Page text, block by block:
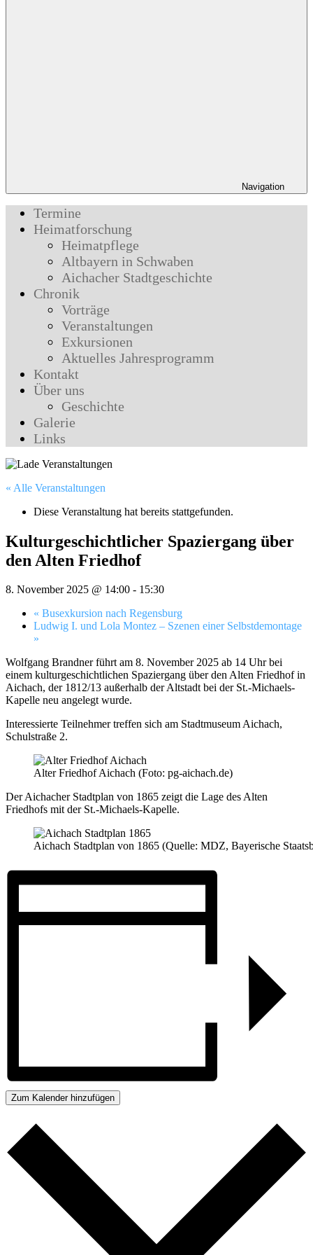
Navigation
Termine
Heimatforschung
Heimatpflege
Altbayern in Schwaben
Aichacher Stadtgeschichte
Chronik
Vorträge
Veranstaltungen
Exkursionen
Aktuelles Jahresprogramm
Kontakt
Über uns
Geschichte
Galerie
Links
« Alle Veranstaltungen
Diese Veranstaltung hat bereits stattgefunden.
Kulturgeschichtlicher Spaziergang über
den Alten Friedhof
8. November 2025 @ 14:00 - 15:30
« Busexkursion nach Regensburg
Ludwig I. und Lola Montez – Szenen einer Selbstdemontage
»
Wolfgang Brandner führt am 8. November 2025 ab 14 Uhr bei
einem kulturgeschichtlichen Spaziergang über den Alten Friedhof in
Aichach, der 1812/13 außerhalb der Altstadt bei der St.-Michaels-
Kapelle neu angelegt wurde.
Interessierte Teilnehmer treffen sich am Stadtmuseum Aichach,
Schulstraße 2.
Alter Friedhof Aichach (Foto: pg-aichach.de)
Der Aichacher Stadtplan von 1865 zeigt die Lage des Alten
Friedhofs mit der St.-Michaels-Kapelle.
Aichach Stadtplan von 1865 (Quelle: MDZ, Bayerische
Zum Kalender hinzufügen